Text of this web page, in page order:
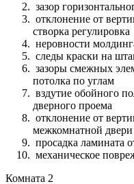
зазор
отклонение от
створка регулировка
неровности
следы краски на
зазоры смежных
потолка по углам
вздутие обойного
дверного проема
отклонение от
межкомнатной двери
просадка ламината
механическое
Комната 2